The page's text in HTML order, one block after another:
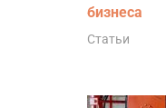
бизнеса
Статьи